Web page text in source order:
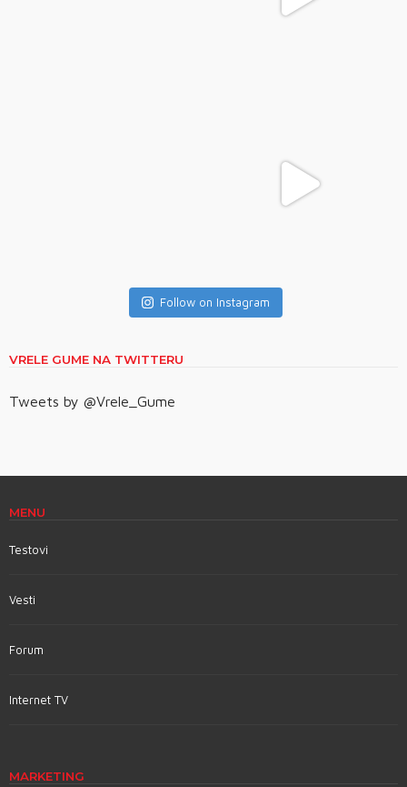
Follow on Instagram
VRELE GUME NA TWITTERU
Tweets by @Vrele_Gume
MENU
Testovi
Vesti
Forum
Internet TV
MARKETING